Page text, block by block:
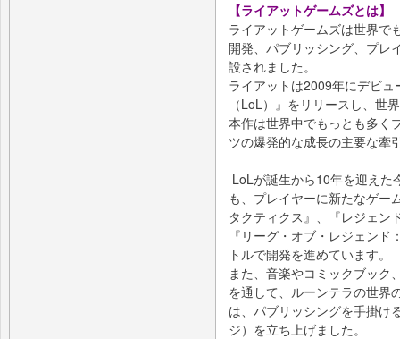
【ライアットゲームズとは】
ライアットゲームズは世界で
開発、パブリッシング、プレ
設されました。
ライアットは2009年にデビ
（LoL）』をリリースし、世
本作は世界中でもっとも多く
ツの爆発的な成長の主要な牽
LoLが誕生から10年を迎えた
も、プレイヤーに新たなゲー
タクティクス』、『レジェン
『リーグ・オブ・レジェン
トルで開発を進めています。
また、音楽やコミックブック
を通して、ルーンテラの世界
は、パブリッシングを手掛け
ジ）を立ち上げました。